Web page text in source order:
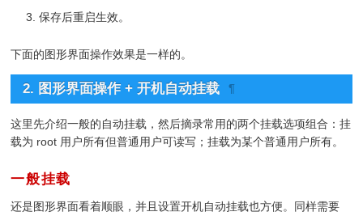
保存后重启生效。
下面的图形界面操作效果是一样的。
2. 图形界面操作 + 开机自动挂载 ¶
这里先介绍一般的自动挂载，然后摘录常用的两个挂载选项组合：挂
载为 root 用户所有但普通用户可读写；挂载为某个普通用户所有。
一般挂载
还是图形界面看着顺眼，并且设置开机自动挂载也方便。同样需要